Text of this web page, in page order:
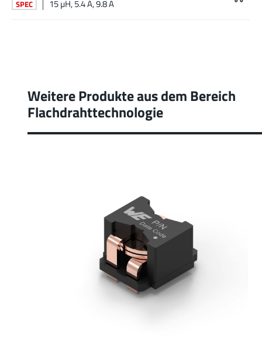
SPEC 15 µH, 5.4 A, 9.8 A
Weitere Produkte aus dem Bereich
Flachdrahttechnologie